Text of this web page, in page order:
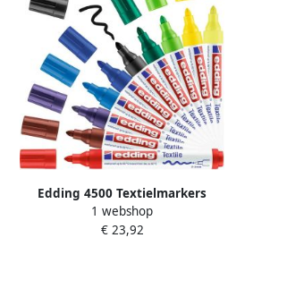
Edding 4500 Textielmarkers
assorti meerkleurig ronde punt
2-3 mm- doos 10 st meerkleurig
1 webshop
€ 23,92